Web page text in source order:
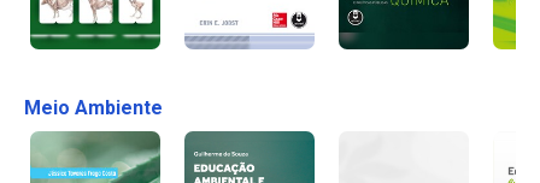
Meio Ambiente